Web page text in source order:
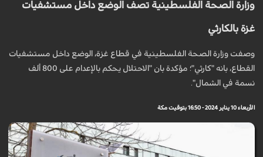
وزارة الصحة الفلسطينية تصف الوضع داخل مستشفيات
غزة بالكارثي
وصفت وزارة الصحة الفلسطينية في قطاع غزة، الوضع داخل مستشفيات
القطاع، بانه "كارثي"؛ مؤكدة بان "الاحتلال يحكم بالإعدام على 800 ألف
نسمة في الشمال".
الأربعاء 10 يناير 2024 - 16:50 بتوقيت مكة